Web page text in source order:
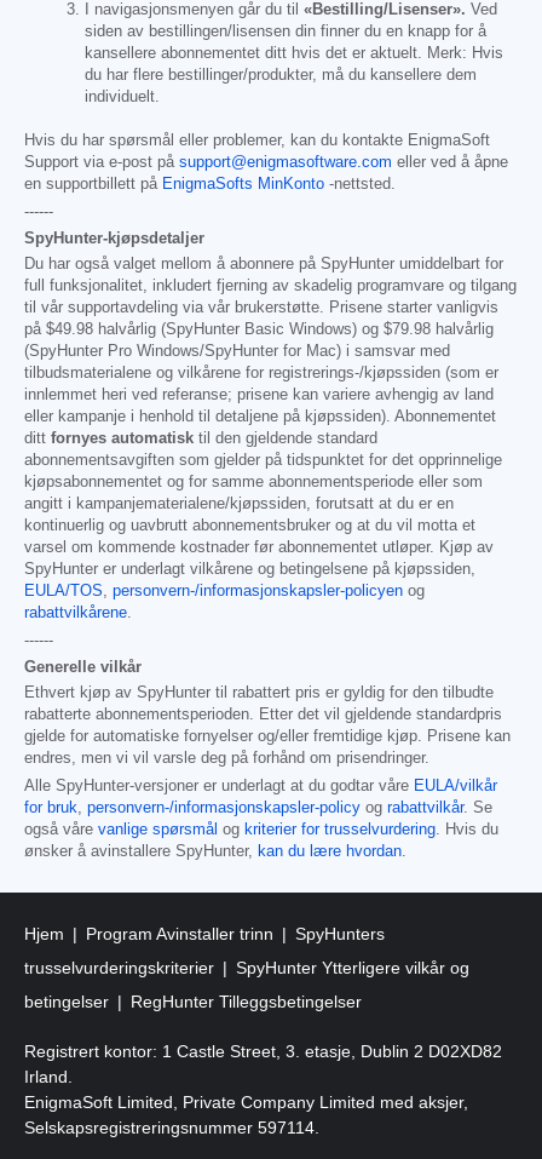
I navigasjonsmenyen går du til «Bestilling/Lisenser». Ved
siden av bestillingen/lisensen din finner du en knapp for å
kansellere abonnementet ditt hvis det er aktuelt. Merk: Hvis
du har flere bestillinger/produkter, må du kansellere dem
individuelt.
Hvis du har spørsmål eller problemer, kan du kontakte EnigmaSoft
Support via e-post på support@enigmasoftware.com eller ved å åpne
en supportbillett på EnigmaSofts MinKonto -nettsted.
------
SpyHunter-kjøpsdetaljer
Du har også valget mellom å abonnere på SpyHunter umiddelbart for
full funksjonalitet, inkludert fjerning av skadelig programvare og tilgang
til vår supportavdeling via vår brukerstøtte. Prisene starter vanligvis
på $49.98 halvårlig (SpyHunter Basic Windows) og $79.98 halvårlig
(SpyHunter Pro Windows/SpyHunter for Mac) i samsvar med
tilbudsmaterialene og vilkårene for registrerings-/kjøpssiden (som er
innlemmet heri ved referanse; prisene kan variere avhengig av land
eller kampanje i henhold til detaljene på kjøpssiden). Abonnementet
ditt fornyes automatisk til den gjeldende standard
abonnementsavgiften som gjelder på tidspunktet for det opprinnelige
kjøpsabonnementet og for samme abonnementsperiode eller som
angitt i kampanjematerialene/kjøpssiden, forutsatt at du er en
kontinuerlig og uavbrutt abonnementsbruker og at du vil motta et
varsel om kommende kostnader før abonnementet utløper. Kjøp av
SpyHunter er underlagt vilkårene og betingelsene på kjøpssiden,
EULA/TOS, personvern-/informasjonskapsler-policyen og
rabattvilkårene.
------
Generelle vilkår
Ethvert kjøp av SpyHunter til rabattert pris er gyldig for den tilbudte
rabatterte abonnementsperioden. Etter det vil gjeldende standardpris
gjelde for automatiske fornyelser og/eller fremtidige kjøp. Prisene kan
endres, men vi vil varsle deg på forhånd om prisendringer.
Alle SpyHunter-versjoner er underlagt at du godtar våre EULA/vilkår
for bruk, personvern-/informasjonskapsler-policy og rabattvilkår. Se
også våre vanlige spørsmål og kriterier for trusselvurdering. Hvis du
ønsker å avinstallere SpyHunter, kan du lære hvordan.
Hjem Program Avinstaller trinn
SpyHunters
trusselvurderingskriterier
SpyHunter Ytterligere vilkår og
betingelser
RegHunter Tilleggsbetingelser
Registrert kontor: 1 Castle Street, 3. etasje, Dublin 2 D02XD82
Irland.
EnigmaSoft Limited, Private Company Limited med aksjer,
Selskapsregistreringsnummer 597114.